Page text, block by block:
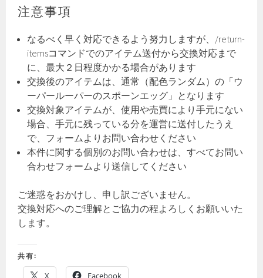
注意事項
なるべく早く対応できるよう努力しますが、/return-
itemsコマンドでのアイテム送付から交換対応まで
に、最大２日程度かかる場合があります
交換後のアイテムは、通常（配色ランダム）の「ウ
ーパールーパーのスポーンエッグ」となります
交換対象アイテムが、使用や売買により手元にない
場合、手元に残っている分を運営に送付したうえ
で、フォームよりお問い合わせください
本件に関する個別のお問い合わせは、すべてお問い
合わせフォームより送信してください
ご迷惑をおかけし、申し訳ございません。
交換対応へのご理解とご協力の程よろしくお願いいた
します。
共有:
X Facebook